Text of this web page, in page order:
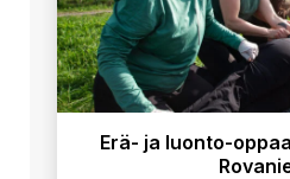
Erä- ja luonto-